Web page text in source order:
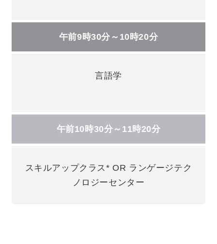
午前9時30分～10時20分
言語学
午前10時30分～11時20分
スキルアップクラス* OR ランゲージテク
ノロジーセンター